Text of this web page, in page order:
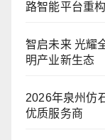
路智能平台重
智启未来 光耀
明产业新生态
2026年泉州仿
优质服务商